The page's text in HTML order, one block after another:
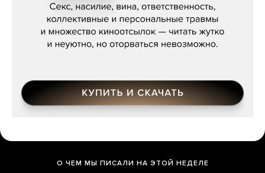
О ЧЕМ МЫ ПИСАЛИ НА ЭТОЙ НЕДЕЛЕ